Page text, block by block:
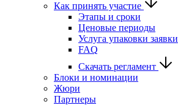
Как принять участие
Этапы и сроки
Ценовые периоды
Услуга упаковки заявки
FAQ
Скачать регламент
Блоки и номинации
Жюри
Партнеры